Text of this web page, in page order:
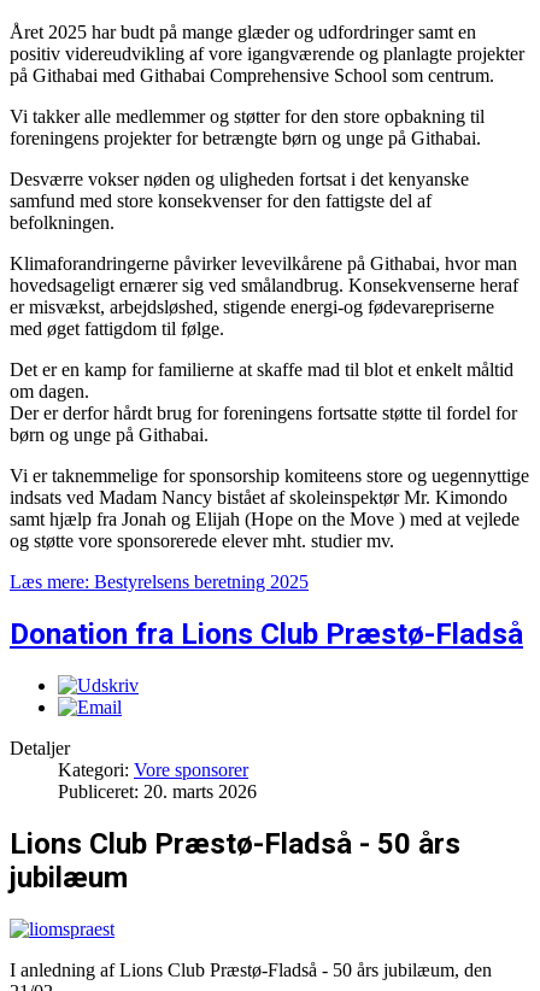
Året 2025 har budt på mange glæder og udfordringer samt en
positiv videreudvikling af vore igangværende og planlagte projekter
på Githabai med Githabai Comprehensive School som centrum.
Vi takker alle medlemmer og støtter for den store opbakning til
foreningens projekter for betrængte børn og unge på Githabai.
Desværre vokser nøden og uligheden fortsat i det kenyanske
samfund med store konsekvenser for den fattigste del af
befolkningen.
Klimaforandringerne påvirker levevilkårene på Githabai, hvor man
hovedsageligt ernærer sig ved smålandbrug. Konsekvenserne heraf
er misvækst, arbejdsløshed, stigende energi-og fødevarepriserne
med øget fattigdom til følge.
Det er en kamp for familierne at skaffe mad til blot et enkelt måltid
om dagen.
Der er derfor hårdt brug for foreningens fortsatte støtte til fordel for
børn og unge på Githabai.
Vi er taknemmelige for sponsorship komiteens store og uegennyttige
indsats ved Madam Nancy bistået af skoleinspektør Mr. Kimondo
samt hjælp fra Jonah og Elijah (Hope on the Move ) med at vejlede
og støtte vore sponsorerede elever mht. studier mv.
Læs mere: Bestyrelsens beretning 2025
Donation fra Lions Club Præstø-Fladså
Detaljer
Kategori: Vore sponsorer
Publiceret: 20. marts 2026
Lions Club Præstø-Fladså - 50 års
jubilæum
I anledning afLions Club Præstø-Fladså - 50 års jubilæum, den